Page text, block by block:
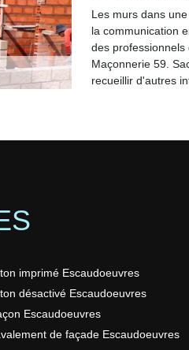
Les murs dans
la communication
des professionnels
Maçonnerie 59.
recueillir d'autres
imprimé Escaudoeuvres
désactivé Escaudoeuvres
Escaudoeuvres
de façade Escaudoeuvres